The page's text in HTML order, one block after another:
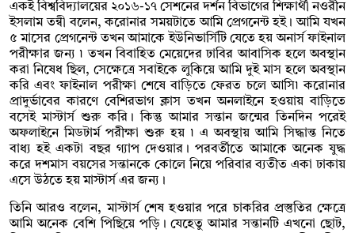
একই বিশ্ববিদ্যালয়ের ২০১৬-১৭ সেশনের দর্শন বিভাগের শিক্ষার্থী নওরীন
ইসলাম তন্বী বলেন, করোনার সময়টাতে আমি প্রেগনেন্ট হই। আমি যখন
৫ মাসের প্রেগনেন্ট তখন আমাকে ইউনিভার্সিটি যেতে হয় অনার্স ফাইনাল
পরীক্ষার জন্য ৷ তখন বিবাহিত মেয়েদের ঢাবির আবাসিক হলে অবস্থান
করা নিষেধ ছিল, সেক্ষেত্রে সবাইকে লুকিয়ে আমি দুই মাস হলে অবস্থান
করি এবং ফাইনাল পরীক্ষা শেষে বাড়িতে ফেরত চলে আসি৷ করোনার
প্রাদুর্ভাবের কারণে বেশিরভাগ ক্লাস তখন অনলাইনে হওয়ায় বাড়িতে
বসেই মাস্টার্স শুরু করি। কিন্তু আমার সন্তান জন্মের তিনদিন পরেই
অফলাইনে মিডটার্ম পরীক্ষা শুরু হয় ৷ এ অবস্থায় আমি সিদ্ধান্ত নিতে
বাধ্য হই একটা বছর গ্যাপ দেওয়ার। পরবর্তীতে আমাকে অনেক যুদ্ধ
করে দশমাস বয়সের সন্তানকে কোলে নিয়ে পরিবার ব্যতীত একা ঢাকায়
এসে উঠতে হয় মাস্টার্স এর জন্য।
তিনি আরও বলেন, মাস্টার্স শেষ হওয়ার পরে চাকরির প্রস্তুতির ক্ষেত্রে
আমি অনেক বেশি পিছিয়ে পড়ি। যেহেতু আমার সন্তানটি এখনো ছোট,